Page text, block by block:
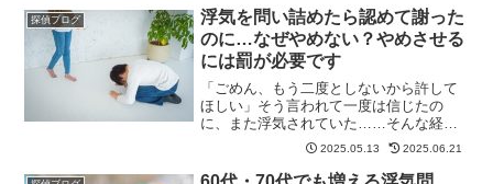
く方も少なくありません。しか...
探偵ブログ
浮気を問い詰めたら認めて謝った
のに…なぜやめない？やめさせる
には罰が必要です
「ごめん、もう二度としないから許して
ほしい」そう言われて一度は信じたの
に、また浮気されていた……そんな経験
をされた方もいらっしゃると思います。
問い詰めた時は素直に認めて謝ったの
に、どうしてパートナーは浮気をやめな
2025.05.13 2025.06.21